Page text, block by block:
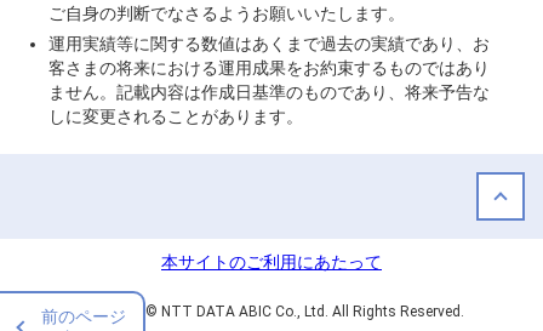
ご自身の判断でなさるようお願いいたします。
運用実績等に関する数値はあくまで過去の実績であり、お
客さまの将来における運用成果をお約束するものではあり
ません。記載内容は作成日基準のものであり、将来予告な
しに変更されることがあります。
前のページ
本サイトのご利用にあたって
Copyright © NTT DATA ABIC Co., Ltd. All Rights Reserved.